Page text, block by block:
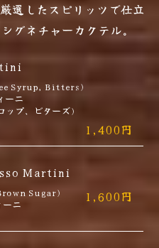
選したスピリッツで仕立
グネチャーカクテル。
Syrup, Bitters)
ーニ
ップ、ビターズ)
1,400円
Martini
Sugar)
ーニ
1,600円